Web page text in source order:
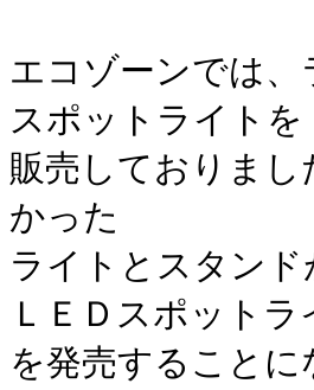
エコゾーンでは
スポットライトを
販売しておりま
かった
ライトとスタン
ＬＥＤスポットラ
を発売することに